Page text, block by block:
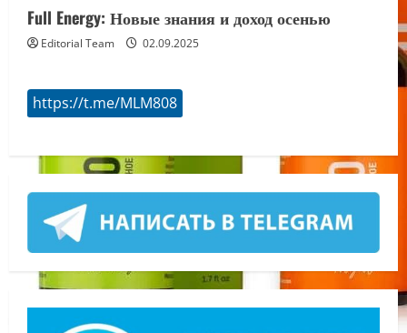
Full Energy: Новые знания и доход осенью
Editorial Team 02.09.2025
https://t.me/MLM808